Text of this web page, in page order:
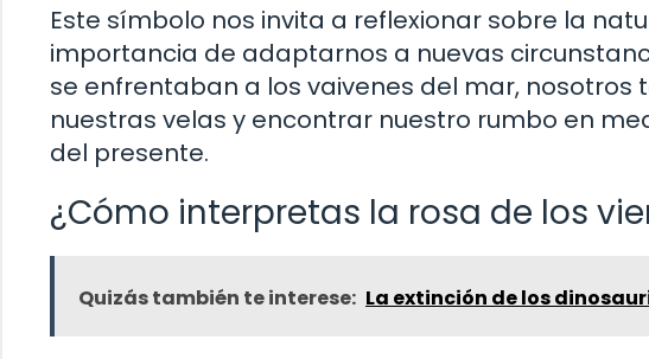
Este símbolo nos invita a reflexionar sobre la
importancia de adaptarnos a nuevas
se enfrentaban a los vaivenes del mar,
nuestras velas y encontrar nuestro rumbo en
del presente.
¿Cómo interpretas la rosa de los
Quizás también te interese: La extinción de los